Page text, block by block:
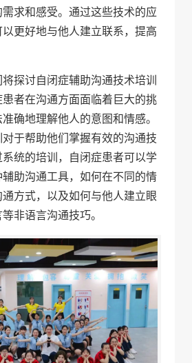
求和感受。通过这些技术的应
更好地与他人建立联系，提高
探讨自闭症辅助沟通技术培训
者在沟通方面面临着巨大的挑
确地理解他人的意图和情感。
于帮助他们掌握有效的沟通技
统的培训，自闭症患者可以学
助沟通工具，如何在不同的情
方式，以及如何与他人建立眼
非语言沟通技巧。